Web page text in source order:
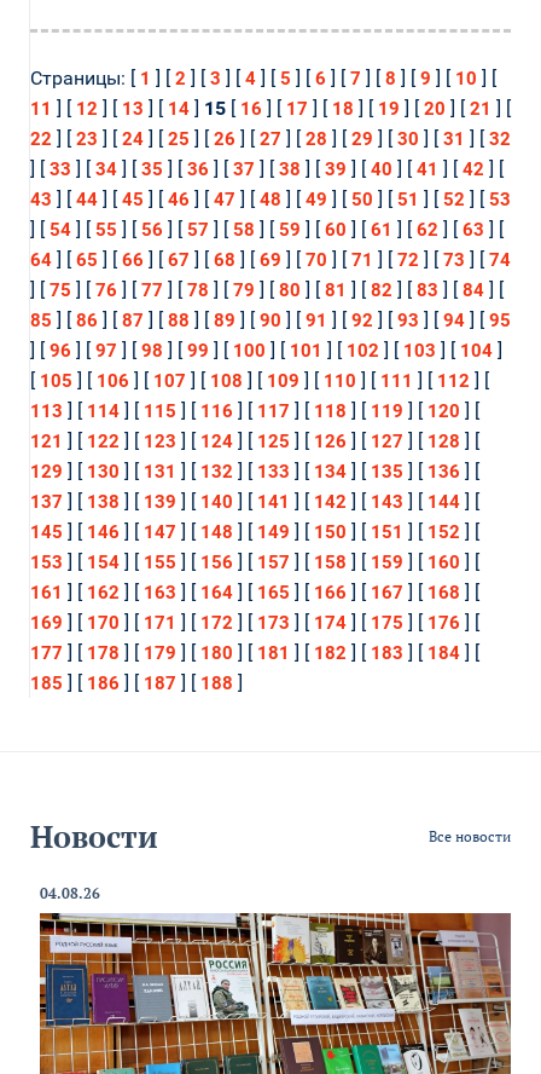
Страницы: [ 1 ] [2 ] [3 ] [4 ] [5 ] [6 ] [7 ] [8 ] [9 ] [ 10 ] [
11 ] [ 12 ] [ 13 ] [ 14 ] 15 [ 16 ] [ 17 ] [ 18 ] [ 19 ] [20 ] [21 ] [
22 ] [23 ] [24 ] [25 ] [26 ] [27 ] [28 ] [29 ] [30 ] [31 ] [32
] [33 ] [34 ] [35 ] [36 ] [37 ] [38 ] [39 ] [40 ] [41 ] [42 ] [
43 ] [44 ] [45 ] [46 ] [47 ] [48 ] [49 ] [50 ] [51 ] [52 ] [53
] [54 ] [55 ] [56 ] [57 ] [58 ] [59 ] [60 ] [61 ] [62 ] [63 ] [
64 ] [65 ] [66 ] [67 ] [68 ] [69 ] [70 ] [71 ] [72 ] [73 ] [74
] [75 ] [76 ] [77 ] [78 ] [79 ] [80 ] [81 ] [82 ] [83 ] [84 ] [
85 ] [86 ] [87 ] [88 ] [89 ] [90 ] [91 ] [92 ] [93 ] [94 ] [95
] [96 ] [97 ] [98 ] [99 ] [ 100 ] [ 101 ] [ 102 ] [ 103 ] [ 104 ]
[ 105 ] [ 106 ] [ 107 ] [ 108 ] [ 109 ] [ 110 ] [ 111 ] [ 112 ] [
113 ] [ 114 ] [ 115 ] [ 116 ] [ 117 ] [ 118 ] [ 119 ] [ 120 ] [
121 ] [ 122 ] [ 123 ] [ 124 ] [ 125 ] [ 126 ] [ 127 ] [ 128 ] [
129 ] [ 130 ] [ 131 ] [ 132 ] [ 133 ] [ 134 ] [ 135 ] [ 136 ] [
137 ] [ 138 ] [ 139 ] [ 140 ] [ 141 ] [ 142 ] [ 143 ] [ 144 ] [
145 ] [ 146 ] [ 147 ] [ 148 ] [ 149 ] [ 150 ] [ 151 ] [ 152 ] [
153 ] [ 154 ] [ 155 ] [ 156 ] [ 157 ] [ 158 ] [ 159 ] [ 160 ] [
161 ] [ 162 ] [ 163 ] [ 164 ] [ 165 ] [ 166 ] [ 167 ] [ 168 ] [
169 ] [ 170 ] [ 171 ] [ 172 ] [ 173 ] [ 174 ] [ 175 ] [ 176 ] [
177 ] [ 178 ] [ 179 ] [ 180 ] [ 181 ] [ 182 ] [ 183 ] [ 184 ] [
185 ] [ 186 ] [ 187 ] [ 188 ]
Новости Все новости
04.08.26